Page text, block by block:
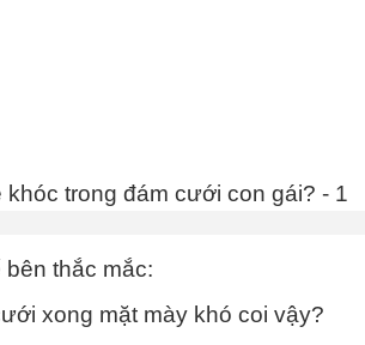
thắc mắc:
xong mặt mày khó coi vậy?